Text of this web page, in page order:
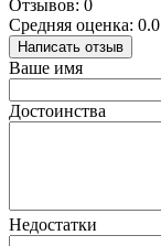
Отзывов: 0
Средняя оценка: 0.0
Написать отзыв
Ваше имя
Достоинства
Недостатки